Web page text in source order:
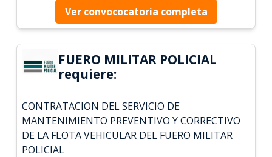
Ver convococatoria completa
FUERO MILITAR POLICIAL
requiere:
CONTRATACION DEL SERVICIO DE
MANTENIMIENTO PREVENTIVO Y CORRECTIVO
DE LA FLOTA VEHICULAR DEL FUERO MILITAR
POLICIAL